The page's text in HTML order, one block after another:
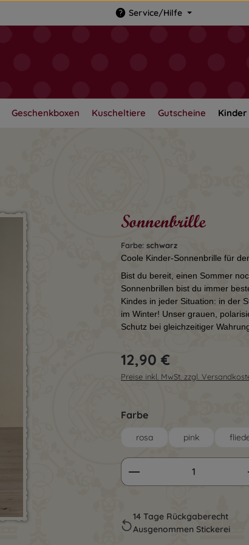
Service/Hilfe
Geschenkboxen Kuscheltiere Gutscheine Kinder
Sonnenbrille
Farbe: schwarz
Coole Kinder-Sonnenbrille für
Bist du bereit, einen Sommer
Sonnenbrillen bist du immer
Kindes in jeder Situation: in der
im Winter! Unser grauen,
Schutz bei gleichzeitiger
Regulärer Preis:
12,90 €
Preise inkl. MwSt. zzgl.
Farbeauswählen
rosa pink
Produkt Anzahl:
14 Tage Rückgaberecht
Ausgenommen Stickerei